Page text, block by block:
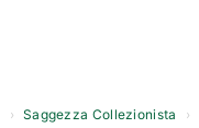
› Saggezza Collezionista ›